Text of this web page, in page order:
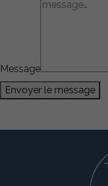
Message
Envoyer le message